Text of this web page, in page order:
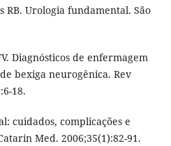
RB. Urologia fundamental. São
Diagnósticos de enfermagem
bexiga neurogênica. Rev
18.
cuidados, complicações e
Med. 2006;35(1):82-91.